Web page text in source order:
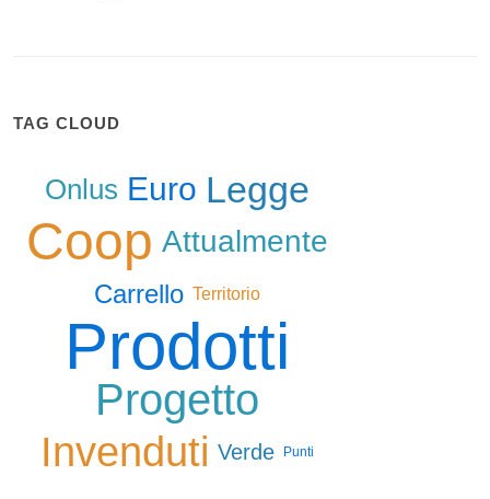
TAG CLOUD
Onlus Euro Legge
Coop Attualmente
Carrello Territorio
Prodotti
Progetto
Invenduti Verde Punti